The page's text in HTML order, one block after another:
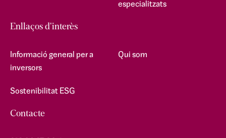
especialitzats
Enllaços d'interès
Informació general per a
inversors
Qui som
Sostenibilitat ESG
Contacte